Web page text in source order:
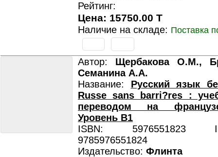
Рейтинг:
Цена: 15750.00 T
Наличие на складе: Поставка
Автор: Щербакова О.М.,
Семанина А.А.
Название: Русский язык
Russe sans barri?res :
переводом на
Уровень B1
ISBN: 5976551823
9785976551824
Издательство: Флинта